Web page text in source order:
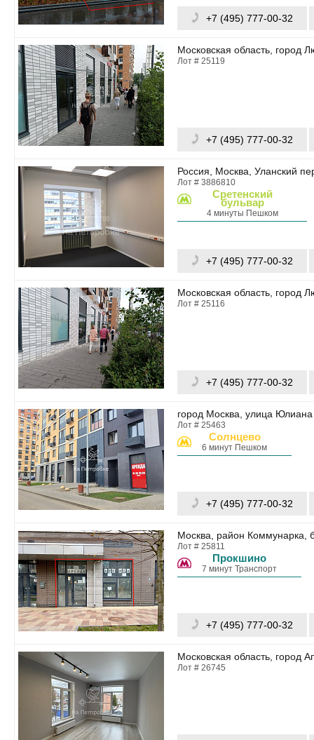
+7 (495) 777-00-32
Московская область, город
Лот # 25119
+7 (495) 777-00-32
Россия, Москва, Уланский
Лот # 3886810
Сретенский
бульвар
4 минуты Пешком
+7 (495) 777-00-32
Московская область, город
Лот # 25116
+7 (495) 777-00-32
город Москва, улица
Лот # 25463
Солнцево
6 минут Пешком
+7 (495) 777-00-32
Москва, район Коммунарка,
Лот # 25811
Прокшино
7 минут Транспорт
+7 (495) 777-00-32
Московская область, город
Лот # 26745